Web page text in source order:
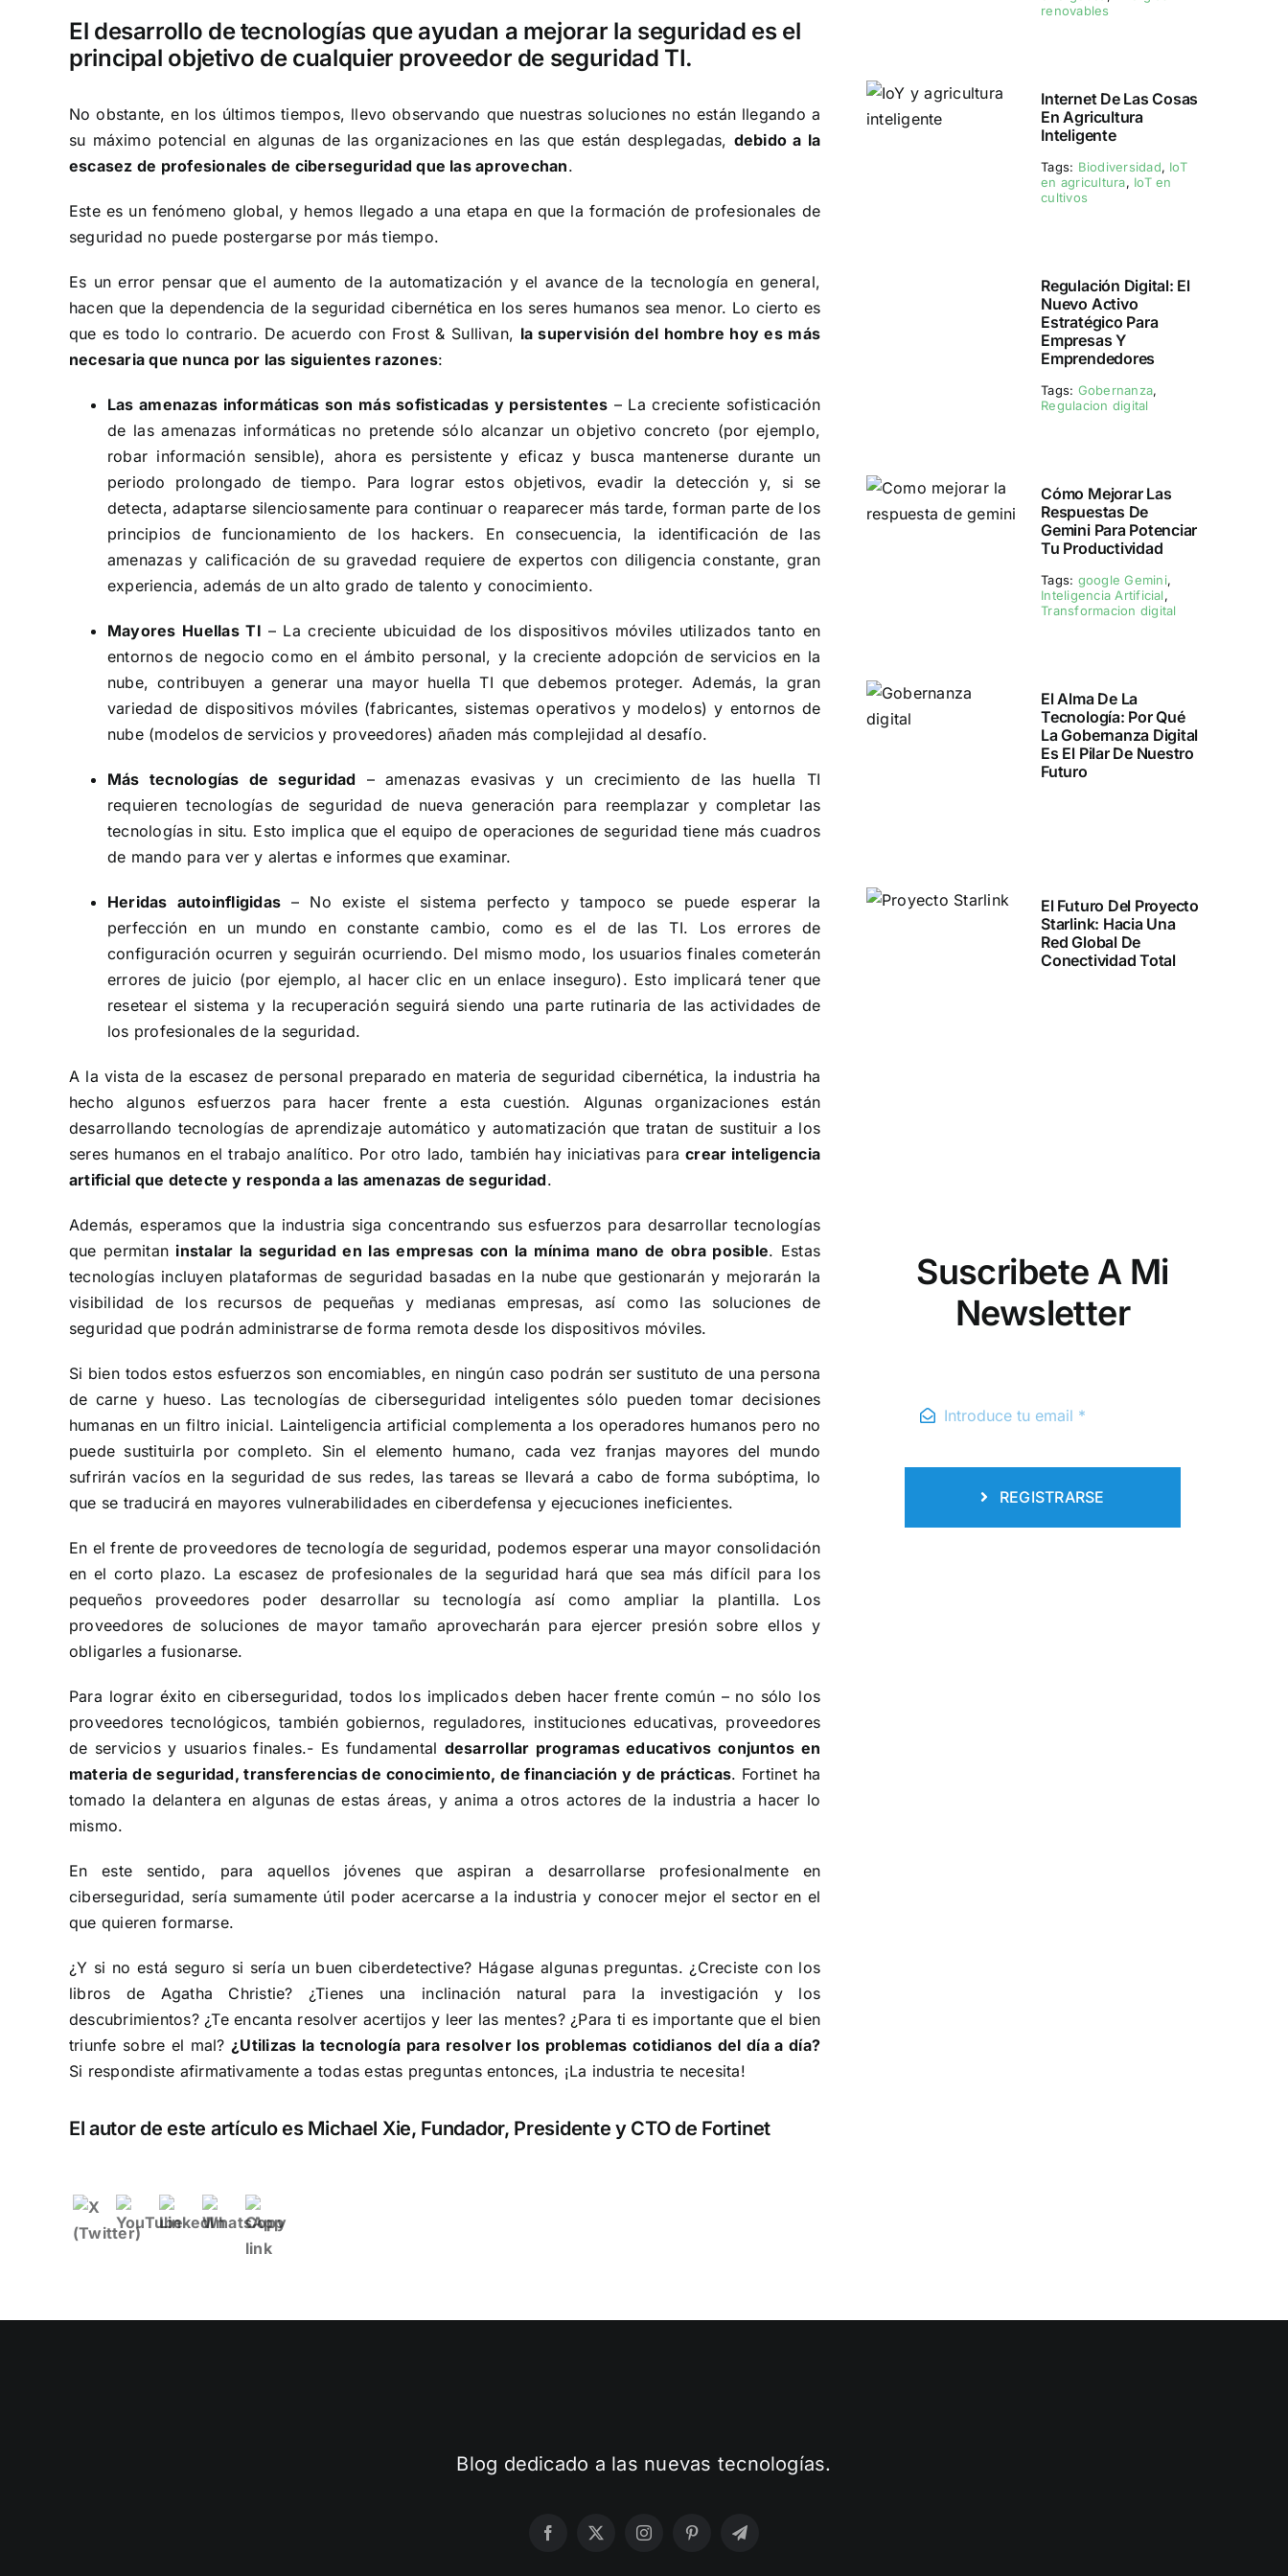
El desarrollo de tecnologías que ayudan a mejorar la seguridad es el
principal objetivo de cualquier proveedor de seguridad TI.
No obstante, en los últimos tiempos, llevo observando que nuestras soluciones no están llegando a
su máximo potencial en algunas de las organizaciones en las que están desplegadas, debido a la
escasez de profesionales de ciberseguridad que las aprovechan.
Este es un fenómeno global, y hemos llegado a una etapa en que la formación de profesionales de
seguridad no puede postergarse por más tiempo.
Es un error pensar que el aumento de la automatización y el avance de la tecnología en general,
hacen que la dependencia de la seguridad cibernética en los seres humanos sea menor. Lo cierto es
que es todo lo contrario. De acuerdo con Frost & Sullivan, la supervisión del hombre hoy es más
necesaria que nunca por las siguientes razones:
Las amenazas informáticas son más sofisticadas y persistentes – La creciente sofisticación
de las amenazas informáticas no pretende sólo alcanzar un objetivo concreto (por ejemplo,
robar información sensible), ahora es persistente y eficaz y busca mantenerse durante un
periodo prolongado de tiempo. Para lograr estos objetivos, evadir la detección y, si se
detecta, adaptarse silenciosamente para continuar o reaparecer más tarde, forman parte de los
principios de funcionamiento de los hackers. En consecuencia, la identificación de las
amenazas y calificación de su gravedad requiere de expertos con diligencia constante, gran
experiencia, además de un alto grado de talento y conocimiento.
Mayores Huellas TI – La creciente ubicuidad de los dispositivos móviles utilizados tanto en
entornos de negocio como en el ámbito personal, y la creciente adopción de servicios en la
nube, contribuyen a generar una mayor huella TI que debemos proteger. Además, la gran
variedad de dispositivos móviles (fabricantes, sistemas operativos y modelos) y entornos de
nube (modelos de servicios y proveedores) añaden más complejidad al desafío.
Más tecnologías de seguridad – amenazas evasivas y un crecimiento de las huella TI
requieren tecnologías de seguridad de nueva generación para reemplazar y completar las
tecnologías in situ. Esto implica que el equipo de operaciones de seguridad tiene más cuadros
de mando para ver y alertas e informes que examinar.
Heridas autoinfligidas – No existe el sistema perfecto y tampoco se puede esperar la
perfección en un mundo en constante cambio, como es el de las TI. Los errores de
configuración ocurren y seguirán ocurriendo. Del mismo modo, los usuarios finales cometerán
errores de juicio (por ejemplo, al hacer clic en un enlace inseguro). Esto implicará tener que
resetear el sistema y la recuperación seguirá siendo una parte rutinaria de las actividades de
los profesionales de la seguridad.
A la vista de la escasez de personal preparado en materia de seguridad cibernética, la industria ha
hecho algunos esfuerzos para hacer frente a esta cuestión. Algunas organizaciones están
desarrollando tecnologías de aprendizaje automático y automatización que tratan de sustituir a los
seres humanos en el trabajo analítico. Por otro lado, también hay iniciativas paracrear inteligencia
artificial que detecte y responda a las amenazas de seguridad.
Además, esperamos que la industria siga concentrando sus esfuerzos para desarrollar tecnologías
que permitan instalar la seguridad en las empresas con la mínima mano de obra posible. Estas
tecnologías incluyen plataformas de seguridad basadas en la nube que gestionarán y mejorarán la
visibilidad de los recursos de pequeñas y medianas empresas, así como las soluciones de
seguridad que podrán administrarse de forma remota desde los dispositivos móviles.
Si bien todos estos esfuerzos son encomiables, en ningún caso podrán ser sustituto de una persona
de carne y hueso. Las tecnologías de ciberseguridad inteligentes sólo pueden tomar decisiones
humanas en un filtro inicial. Lainteligencia artificial complementa a los operadores humanos pero no
puede sustituirla por completo. Sin el elemento humano, cada vez franjas mayores del mundo
sufrirán vacíos en la seguridad de sus redes, las tareas se llevará a cabo de forma subóptima, lo
que se traducirá en mayores vulnerabilidades en ciberdefensa y ejecuciones ineficientes.
En el frente de proveedores de tecnología de seguridad, podemos esperar una mayor consolidación
en el corto plazo. La escasez de profesionales de la seguridad hará que sea más difícil para los
pequeños proveedores poder desarrollar su tecnología así como ampliar la plantilla. Los
proveedores de soluciones de mayor tamaño aprovecharán para ejercer presión sobre ellos y
obligarles a fusionarse.
Para lograr éxito en ciberseguridad, todos los implicados deben hacer frente común – no sólo los
proveedores tecnológicos, también gobiernos, reguladores, instituciones educativas, proveedores
de servicios y usuarios finales.- Es fundamental desarrollar programas educativos conjuntos en
materia de seguridad, transferencias de conocimiento, de financiación y de prácticas. Fortinet ha
tomado la delantera en algunas de estas áreas, y anima a otros actores de la industria a hacer lo
mismo.
En este sentido, para aquellos jóvenes que aspiran a desarrollarse profesionalmente en
ciberseguridad, sería sumamente útil poder acercarse a la industria y conocer mejor el sector en el
que quieren formarse.
¿Y si no está seguro si sería un buen ciberdetective? Hágase algunas preguntas. ¿Creciste con los
libros de Agatha Christie? ¿Tienes una inclinación natural para la investigación y los
descubrimientos? ¿Te encanta resolver acertijos y leer las mentes? ¿Para ti es importante que el bien
triunfe sobre el mal?¿Utilizas la tecnología para resolver los problemas cotidianos del día a día?
Si respondiste afirmativamente a todas estas preguntas entonces, ¡La industria te necesita!
El autor de este artículo es Michael Xie, Fundador, Presidente y CTO de Fortinet
renovables
Internet De Las Cosas
En Agricultura
Inteligente
Tags: Biodiversidad, IoT
en agricultura, IoT en
cultivos
Regulación Digital: El
Nuevo Activo
Estratégico Para
Empresas Y
Emprendedores
Tags: Gobernanza,
Regulacion digital
Cómo Mejorar Las
Respuestas De
Gemini Para Potenciar
Tu Productividad
Tags: google Gemini,
Inteligencia Artificial,
Transformacion digital
El Alma De La
Tecnología: Por Qué
La Gobernanza Digital
Es El Pilar De Nuestro
Futuro
El Futuro Del Proyecto
Starlink: Hacia Una
Red Global De
Conectividad Total
Suscribete A Mi
Newsletter
REGISTRARSE
Blog dedicado a las nuevas tecnologías.